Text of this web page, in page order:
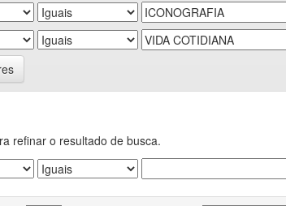
refinar o resultado de busca.